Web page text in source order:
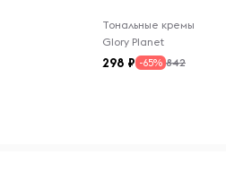
Тональные кремы
Glory Planet
298 -65% 842